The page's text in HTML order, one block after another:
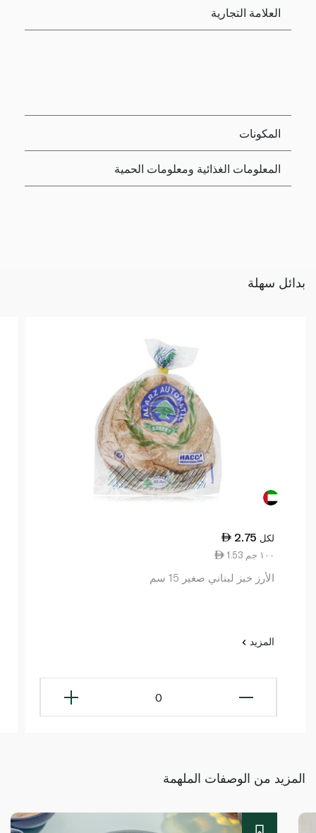
العلامة التجارية
المكونات
المعلومات الغذائية ومعلومات الحمية
بدائل سهلة
2.75 لكل
1.53 ١٠٠ جم
الأرز خبز لبناني صغير 15 سم
المزيد
0
المزيد من الوصفات الملهمة